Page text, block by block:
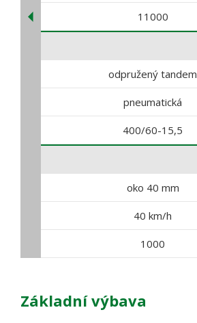
11000
odpružený tandem
pneumatická
400/60-15,5
oko 40 mm
40 km/h
1000
Základní výbava